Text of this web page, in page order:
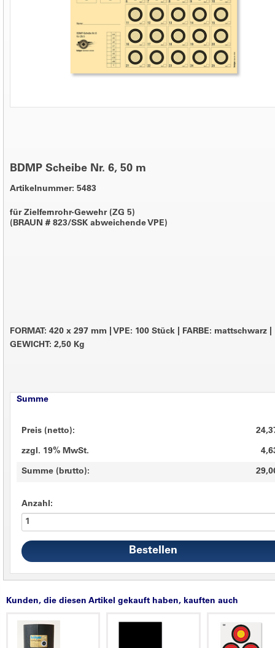
BDMP Scheibe Nr. 6, 50 m
Artikelnummer: 5483
für Zielfernrohr-Gewehr (ZG 5)
(BRAUN # 823/SSK abweichende VPE)
FORMAT: 420 x 297 mm VPE: 100 Stück FARBE: mattschwarz
GEWICHT: 2,50 Kg
Summe
Preis (netto):
zzgl. 19% MwSt.
Summe (brutto):
Anzahl:
Kunden, die diesen Artikel gekauft haben, kauften auch